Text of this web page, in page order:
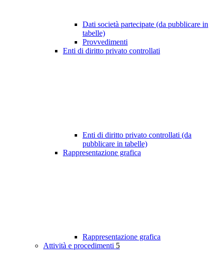
Dati società partecipate (da pubblicare in
tabelle)
Provvedimenti
Enti di diritto privato controllati
Enti di diritto privato controllati (da
pubblicare in tabelle)
Rappresentazione grafica
Rappresentazione grafica
Attività e procedimenti 5